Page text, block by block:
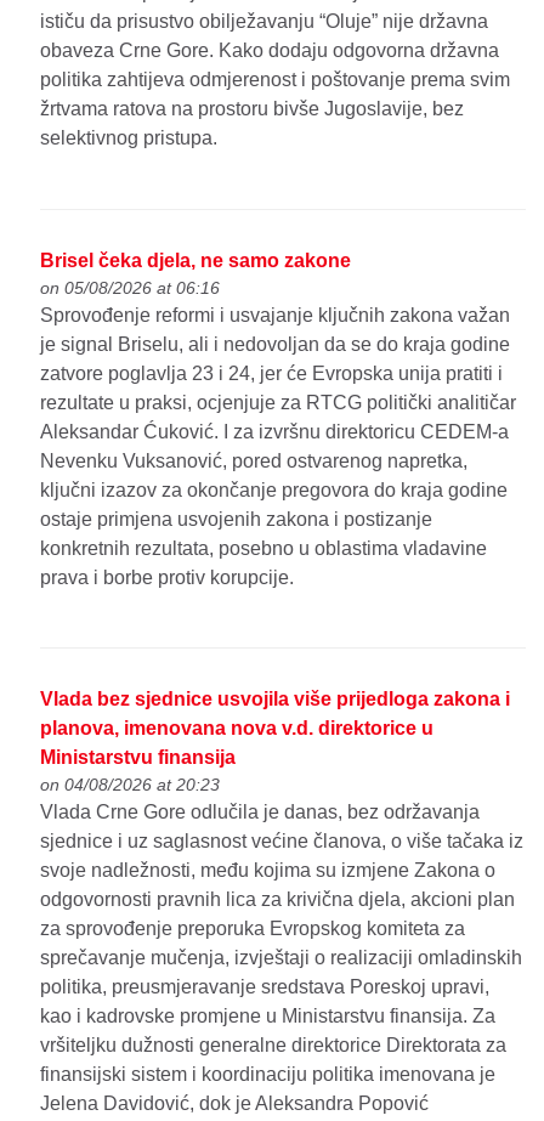
ističu da prisustvo obilježavanju “Oluje” nije državna
obaveza Crne Gore. Kako dodaju odgovorna državna
politika zahtijeva odmjerenost i poštovanje prema svim
žrtvama ratova na prostoru bivše Jugoslavije, bez
selektivnog pristupa.
Brisel čeka djela, ne samo zakone
on 05/08/2026 at 06:16
Sprovođenje reformi i usvajanje ključnih zakona važan
je signal Briselu, ali i nedovoljan da se do kraja godine
zatvore poglavlja 23 i 24, jer će Evropska unija pratiti i
rezultate u praksi, ocjenjuje za RTCG politički analitičar
Aleksandar Ćuković. I za izvršnu direktoricu CEDEM-a
Nevenku Vuksanović, pored ostvarenog napretka,
ključni izazov za okončanje pregovora do kraja godine
ostaje primjena usvojenih zakona i postizanje
konkretnih rezultata, posebno u oblastima vladavine
prava i borbe protiv korupcije.
Vlada bez sjednice usvojila više prijedloga zakona i
planova, imenovana nova v.d. direktorice u
Ministarstvu finansija
on 04/08/2026 at 20:23
Vlada Crne Gore odlučila je danas, bez održavanja
sjednice i uz saglasnost većine članova, o više tačaka iz
svoje nadležnosti, među kojima su izmjene Zakona o
odgovornosti pravnih lica za krivična djela, akcioni plan
za sprovođenje preporuka Evropskog komiteta za
sprečavanje mučenja, izvještaji o realizaciji omladinskih
politika, preusmjeravanje sredstava Poreskoj upravi,
kao i kadrovske promjene u Ministarstvu finansija. Za
vršiteljku dužnosti generalne direktorice Direktorata za
finansijski sistem i koordinaciju politika imenovana je
Jelena Davidović, dok je Aleksandra Popović